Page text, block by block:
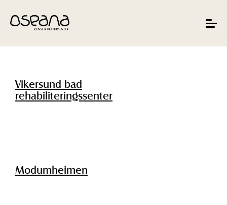
innhold
navigasjon
Toggle
Vikersund bad
rehabiliteringssenter
Modumheimen